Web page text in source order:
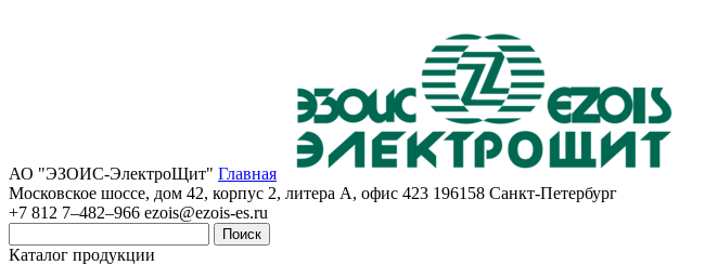
АО "ЭЗОИС-ЭлектроЩит" Главная
Московское шоссе, дом 42, корпус 2, литера А, офис 423 196158 Санкт-Петербург
+7 812 7–482–966 ezois@ezois-es.ru
Поиск
Каталог продукции